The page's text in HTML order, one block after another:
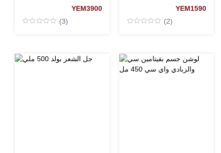
YEM3900
(3)
YEM1590
(2)